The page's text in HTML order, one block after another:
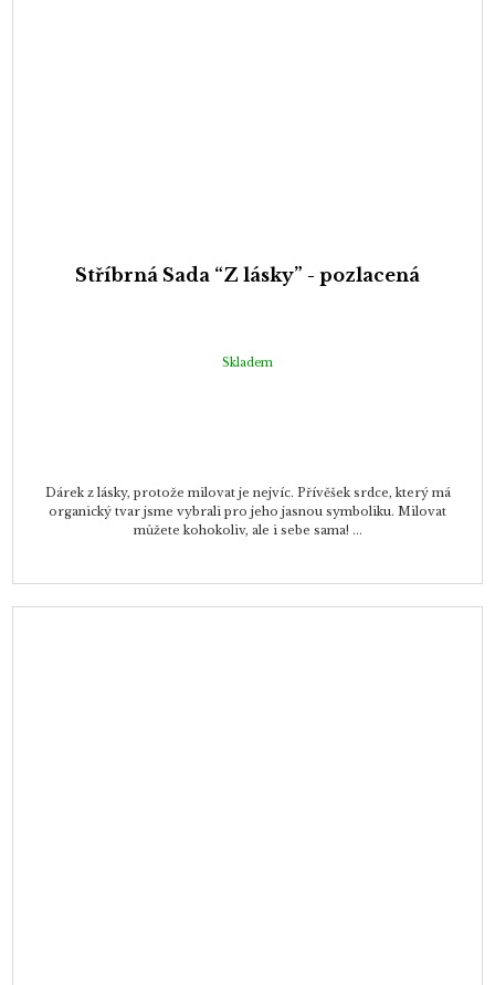
Stříbrná Sada “Z lásky” - pozlacená
Skladem
Dárek z lásky, protože milovat je nejvíc. Přívěšek srdce, který má
organický tvar jsme vybrali pro jeho jasnou symboliku. Milovat
můžete kohokoliv, ale i sebe sama! ...